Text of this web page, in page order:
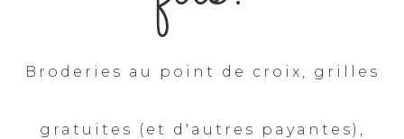
Broderies au point de croix, grilles
gratuites (et d'autres payantes),